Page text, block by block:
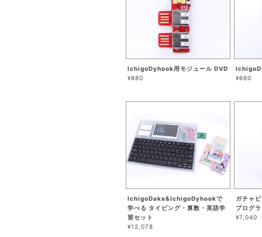
IchigoDyhook用モジュール DVD
¥880
¥660
IchigoDake&IchigoDyhookで
学べる タイピング・算数・英語学
習セット
¥12,078
ガチャ
プログ
¥7,040